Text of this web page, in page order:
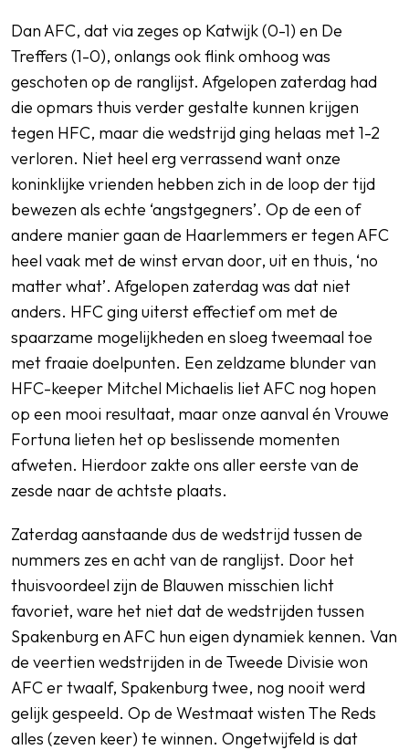
Dan AFC, dat via zeges op Katwijk (0-1) en De
Treffers (1-0), onlangs ook flink omhoog was
geschoten op de ranglijst. Afgelopen zaterdag had
die opmars thuis verder gestalte kunnen krijgen
tegen HFC, maar die wedstrijd ging helaas met 1-2
verloren. Niet heel erg verrassend want onze
koninklijke vrienden hebben zich in de loop der tijd
bewezen als echte ‘angstgegners’. Op de een of
andere manier gaan de Haarlemmers er tegen AFC
heel vaak met de winst ervan door, uit en thuis, ‘no
matter what’. Afgelopen zaterdag was dat niet
anders. HFC ging uiterst effectief om met de
spaarzame mogelijkheden en sloeg tweemaal toe
met fraaie doelpunten. Een zeldzame blunder van
HFC-keeper Mitchel Michaelis liet AFC nog hopen
op een mooi resultaat, maar onze aanval én Vrouwe
Fortuna lieten het op beslissende momenten
afweten. Hierdoor zakte ons aller eerste van de
zesde naar de achtste plaats.
Zaterdag aanstaande dus de wedstrijd tussen de
nummers zes en acht van de ranglijst. Door het
thuisvoordeel zijn de Blauwen misschien licht
favoriet, ware het niet dat de wedstrijden tussen
Spakenburg en AFC hun eigen dynamiek kennen. Van
de veertien wedstrijden in de Tweede Divisie won
AFC er twaalf, Spakenburg twee, nog nooit werd
gelijk gespeeld. Op de Westmaat wisten The Reds
alles (zeven keer) te winnen. Ongetwijfeld is dat